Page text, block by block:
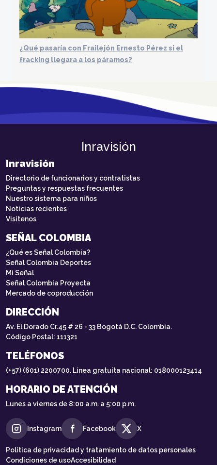
¿Qué pasaría con Frailejón Ernesto Pérez si el
fracking llegara a los páramos?
Inravisión
Inravisión
Directorio de funcionarios y contratistas
Preguntas y respuestas frecuentes
Nuestro sistema para niños
Noticias recientes
Visítenos
SEÑAL COLOMBIA
¿Qué es Señal Colombia?
Señal Colombia Deportes
Mi Señal
Señal Colombia Proyecta
Mercado de coproducción
DIRECCIÓN
Av. El Dorado Cr.45 # 26 - 33 Bogotá D.C. Colombia.
Código Postal: 111321
TELÉFONOS
(+57) (601) 2200700. Línea gratuita nacional: 018000123414
HORARIO DE ATENCIÓN
Lunes a viernes de 8:00 a.m. a 5:00 p.m.
Instagram Facebook X
Política de privacidad y tratamiento de datos personales
Condiciones de usoAccesibilidad